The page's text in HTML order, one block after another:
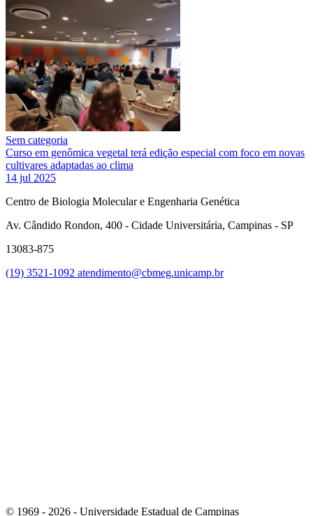
Sem categoria
Curso em genômica vegetal terá edição especial com foco em novas
cultivares adaptadas ao clima
14 jul 2025
Centro de Biologia Molecular e Engenharia Genética
Av. Cândido Rondon, 400 - Cidade Universitária, Campinas - SP
13083-875
(19) 3521-1092 atendimento@cbmeg.unicamp.br
© 1969 - 2026 - Universidade Estadual de Campinas